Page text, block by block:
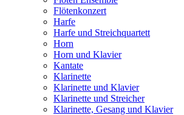
Flötenkonzert
Harfe
Harfe und Streichquartett
Horn
Horn und Klavier
Kantate
Klarinette
Klarinette und Klavier
Klarinette und Streicher
Klarinette, Gesang und Klavier